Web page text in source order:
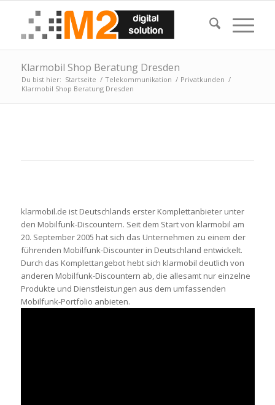
Klarmobil Shop Beratung Dresden
Du bist hier: Startseite / Telekommunikation / Privatkunden /
Klarmobil Shop Beratung Dresden
klarmobil.de ist Deutschlands erster Komplettanbieter unter
den Mobilfunk-Discountern. Seit dem Start von klarmobil am
20. September 2005 hat sich das Unternehmen zu einem der
führenden Mobilfunk-Discounter in Deutschland entwickelt.
Durch das Komplettangebot hebt sich klarmobil deutlich von
anderen Mobilfunk-Discountern ab, die allesamt nur einzelne
Produkte und Dienstleistungen aus dem umfassenden
Mobilfunk-Portfolio anbieten.